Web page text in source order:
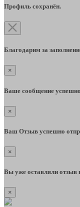
Профиль сохранён.
Благодарим за
×
Ваше сообщение
×
Ваш Отзыв успешно
×
Вы уже оставляли отзыв
×